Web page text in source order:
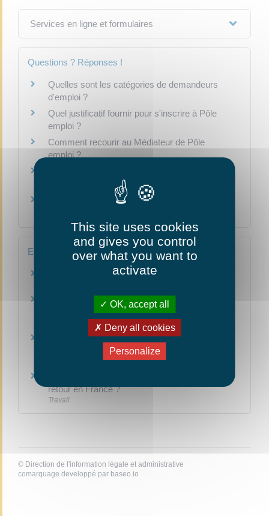
Services en ligne et formulaires
Questions ? Réponses !
Quelles sont les catégories de demandeurs
d'emploi ?
Quel justificatif fournir pour s'inscrire à Pôle
emploi ?
Comment recourir au Médiateur de Pôle
emploi ?
Retour en France : quel droit aux allocations
Et aussi
Revenu de solidarité active (RSA)
Allocation chômage d'aide au retour à l'emploi
Allocation de solidarité spécifique (ASS) et
aides à la reprise d'activité
retour en France ?
Travail
© Direction de l'information légale et administrative
comarquage developpé par baseo.io
This site uses cookies
and gives you control
over what you want to
activate
OK, accept all
Deny all cookies
Personalize